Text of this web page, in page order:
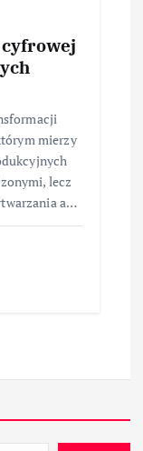
mierzy
lecz
a…